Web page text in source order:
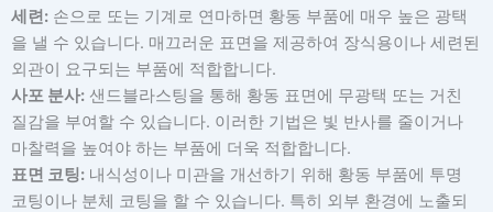
세련: 손으로 또는 기계로 연마하면 황동 부품에 매우 높은 광택
을 낼 수 있습니다. 매끄러운 표면을 제공하여 장식용이나 세련된
외관이 요구되는 부품에 적합합니다.
사포 분사: 샌드블라스팅을 통해 황동 표면에 무광택 또는 거친
질감을 부여할 수 있습니다. 이러한 기법은 빛 반사를 줄이거나
마찰력을 높여야 하는 부품에 더욱 적합합니다.
표면 코팅: 내식성이나 미관을 개선하기 위해 황동 부품에 투명
코팅이나 분체 코팅을 할 수 있습니다. 특히 외부 환경에 노출되